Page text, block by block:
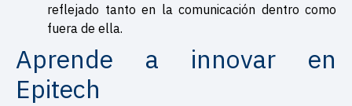
reflejado tanto en la comunicación dentro como
fuera de ella.
Aprende a innovar en
Epitech